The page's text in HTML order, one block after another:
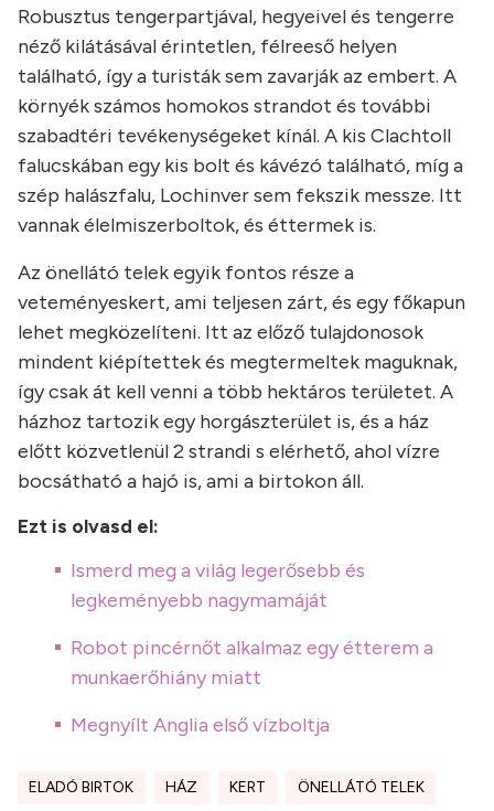
Robusztus tengerpartjával, hegyeivel és tengerre
néző kilátásával érintetlen, félreeső helyen
található, így a turisták sem zavarják az embert. A
környék számos homokos strandot és további
szabadtéri tevékenységeket kínál. A kis Clachtoll
falucskában egy kis bolt és kávézó található, míg a
szép halászfalu, Lochinver sem fekszik messze. Itt
vannak élelmiszerboltok, és éttermek is.
Az önellátó telek egyik fontos része a
veteményeskert, ami teljesen zárt, és egy főkapun
lehet megközelíteni. Itt az előző tulajdonosok
mindent kiépítettek és megtermeltek maguknak,
így csak át kell venni a több hektáros területet. A
házhoz tartozik egy horgászterület is, és a ház
előtt közvetlenül 2 strandi s elérhető, ahol vízre
bocsátható a hajó is, ami a birtokon áll.
Ezt is olvasd el:
Ismerd meg a világ legerősebb és
legkeményebb nagymamáját
Robot pincérnőt alkalmaz egy étterem a
munkaerőhiány miatt
Megnyílt Anglia első vízboltja
ELADÓ BIRTOK HÁZ KERT ÖNELLÁTÓ TELEK